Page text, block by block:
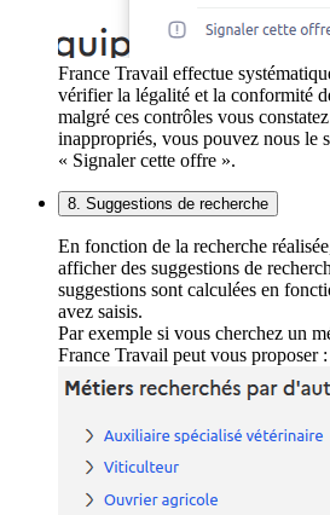
France Travail effectue
vérifier la légalité et la conformité
malgré ces contrôles vous
inappropriés, vous pouvez nous le
« Signaler cette offre ».
8. Suggestions de recherche
En fonction de la recherche
afficher des suggestions de
suggestions sont calculées en
avez saisis.
Par exemple si vous cherchez un
France Travail peut vous proposer :